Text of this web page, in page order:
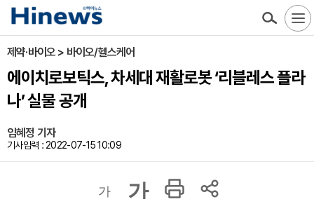
제약·바이오 > 바이오/헬스케어
에이치로보틱스, 차세대 재활로봇 ‘리블레스 플라
나’ 실물 공개
임혜정 기자
기사입력 : 2022-07-15 10:09
가 가